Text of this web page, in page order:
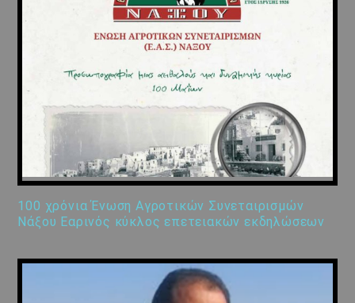
100 χρόνια Ένωση Αγροτικών Συνεταιρισμών
Νάξου Εαρινός κύκλος επετειακών εκδηλώσεων